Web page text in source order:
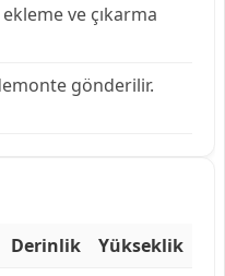
ve çıkarma
gönderilir.
Derinlik
Yükseklik